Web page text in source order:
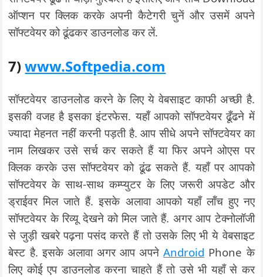
ऑप्शन पर क्लिक करके अपनी कैटेगरी चुनें और उसमें अपने
सॉफ्टवेयर को ढूंढकर डाउनलोड कर लें.
7)www.Softpedia.com
सॉफ्टवेयर डाउनलोड करने के लिए ये वेबसाइट काफी अच्छी है.
इसकी वजह है इसका इंटरफेस. यहाँ आपको सॉफ्टवेयर ढूँढने में
ज्यादा मेहनत नहीं करनी पड़ती है. आप सीधे अपने सॉफ्टवेयर का
नाम लिखकर उसे सर्च कर सकते हैं या फिर अपने ओएस पर
क्लिक करके उस सॉफ्टवेयर को ढूंढ सकते हैं. यहाँ पर आपको
सॉफ्टवेयर के साथ-साथ कम्प्युटर के लिए जरूरी अपडेट और
ड्राईवर मिल जाते हैं. इसके अलावा आपको यहाँ लॉंच हुए नए
सॉफ्टवेयर के रिव्यू देखने को मिल जाते हैं. अगर आप टेक्नोलॉजी
से जुड़ी खबरे पढ़ना पसंद करते हैं तो उसके लिए भी ये वेबसाइट
बेस्ट है. इसके अलावा अगर आप अपनेAndroid Phone के
लिए कोई एप डाउनलोड करना चाहते हैं तो उसे भी यहाँ से कर